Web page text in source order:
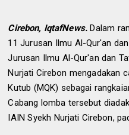
Cirebon, IqtafNews.Dalam
11 Jurusan Ilmu Al-Qur'an
Jurusan Ilmu Al-Qur'an dan
Nurjati Cirebon mengadakan
Kutub (MQK) sebagai
Cabang lomba tersebut
IAIN Syekh Nurjati Cirebon,